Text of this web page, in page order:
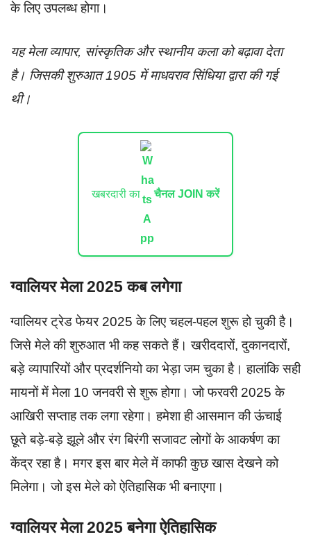
के लिए उपलब्ध होगा।
यह मेला व्यापार, सांस्कृतिक और स्थानीय कला को बढ़ावा देता
है। जिसकी शुरुआत 1905 में माधवराव सिंधिया द्वारा की गई
थी।
खबरदारी का चैनल JOIN करें
ग्वालियर मेला 2025 कब लगेगा
ग्वालियर ट्रेड फेयर 2025 के लिए चहल-पहल शुरू हो चुकी है।
जिसे मेले की शुरुआत भी कह सकते हैं। खरीददारों, दुकानदारों,
बड़े व्यापारियों और प्रदर्शनियो का भेड़ा जम चुका है। हालांकि सही
मायनों में मेला 10 जनवरी से शुरू होगा। जो फरवरी 2025 के
आखिरी सप्ताह तक लगा रहेगा। हमेशा ही आसमान की ऊंचाई
छूते बड़े-बड़े झूले और रंग बिरंगी सजावट लोगों के आकर्षण का
केंद्र रहा है। मगर इस बार मेले में काफी कुछ खास देखने को
मिलेगा। जो इस मेले को ऐतिहासिक भी बनाएगा।
ग्वालियर मेला 2025 बनेगा ऐतिहासिक